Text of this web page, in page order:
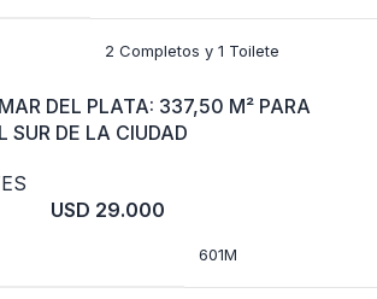
2 Completos y 1 Toilete
239M en 2 plantas
DEL PLATA: 337,50 M² PARA
SUR DE LA CIUDAD
USD 29.000
601M